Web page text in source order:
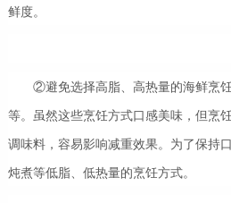
鲜度。
②避免选择高脂、高热量的海鲜烹
等。虽然这些烹饪方式口感美味，但烹
调味料，容易影响减重效果。为了保持
炖煮等低脂、低热量的烹饪方式。